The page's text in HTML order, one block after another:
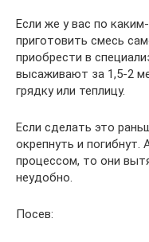
Если же у вас по
приготовить смесь
приобрести в
высаживают за 1,5-2
грядку или теплицу.
Если сделать это
окрепнуть и погибнут.
процессом, то они
неудобно.
Посев: